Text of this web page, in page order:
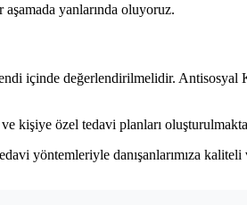
yanlarında oluyoruz.
içinde değerlendirilmelidir.
kişiye özel tedavi planları
yöntemleriyle danışanlarımıza